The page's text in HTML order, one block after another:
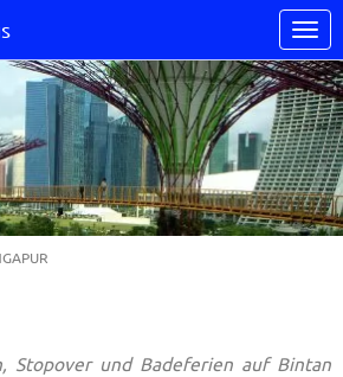
Stopover und Badeferien auf Bintan